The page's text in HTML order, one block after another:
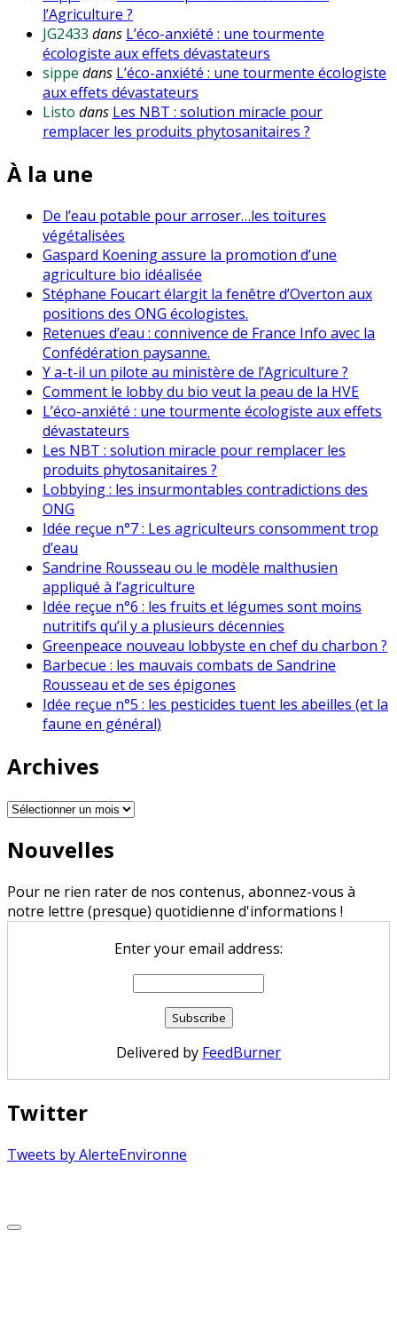
l’Agriculture ?
JG2433 dans L’éco-anxiété : une tourmente
écologiste aux effets dévastateurs
sippe dans L’éco-anxiété : une tourmente écologiste
aux effets dévastateurs
Listo dans Les NBT : solution miracle pour
remplacer les produits phytosanitaires ?
À la une
De l’eau potable pour arroser…les toitures
végétalisées
Gaspard Koening assure la promotion d’une
agriculture bio idéalisée
Stéphane Foucart élargit la fenêtre d’Overton aux
positions des ONG écologistes.
Retenues d’eau : connivence de France Info avec la
Confédération paysanne.
Y a-t-il un pilote au ministère de l’Agriculture ?
Comment le lobby du bio veut la peau de la HVE
L’éco-anxiété : une tourmente écologiste aux effets
dévastateurs
Les NBT : solution miracle pour remplacer les
produits phytosanitaires ?
Lobbying : les insurmontables contradictions des
ONG
Idée reçue n°7 : Les agriculteurs consomment trop
d’eau
Sandrine Rousseau ou le modèle malthusien
appliqué à l’agriculture
Idée reçue n°6 : les fruits et légumes sont moins
nutritifs qu’il y a plusieurs décennies
Greenpeace nouveau lobbyste en chef du charbon ?
Barbecue : les mauvais combats de Sandrine
Rousseau et de ses épigones
Idée reçue n°5 : les pesticides tuent les abeilles (et la
faune en général)
Archives
Archives
Nouvelles
Pour ne rien rater de nos contenus, abonnez-vous à
notre lettre (presque) quotidienne d'informations !
Enter your email address:
Delivered by FeedBurner
Twitter
Tweets by AlerteEnvironne
Scroll